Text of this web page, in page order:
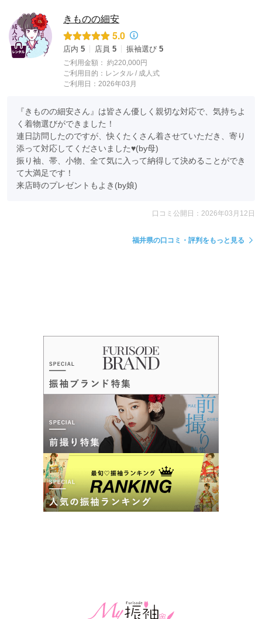
きものの細安
5.0
店内 5 店員 5 振袖選び 5
ご利用金額： 約220,000円
ご利用目的： レンタル / 成人式
ご利用日：2026年03月
『きものの細安さん』は皆さん優しく親切な対応で、気持ちよ
く着物選びができました！
連日訪問したのですが、快くたくさん着させていただき、寄り
添って対応してくださいました♥️(by母)
振り袖、帯、小物、全て気に入って納得して決めることができ
て大満足です！
来店時のプレゼントもよき(by娘)
口コミ公開日：2026年03月12日
福井県の口コミ・評判をもっと見る